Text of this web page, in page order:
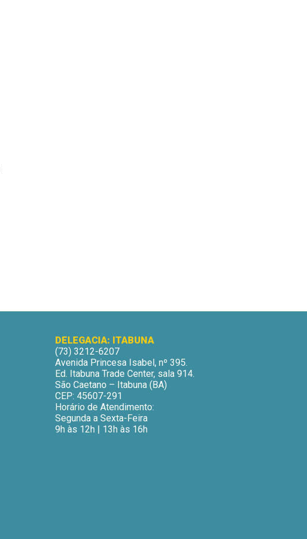
DELEGACIA: ITABUNA
(73) 3212-6207
Avenida Princesa Isabel, nº 395.
Ed. Itabuna Trade Center, sala 914.
São Caetano – Itabuna (BA)
CEP: 45607-291
Horário de Atendimento:
Segunda a Sexta-Feira
9h às 12h | 13h às 16h